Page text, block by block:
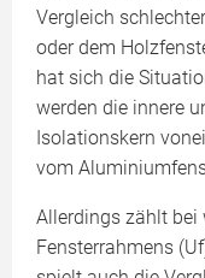
Vergleich
oder dem
hat sich die
werden die innere
Isolationskern
vom
Allerdings zählt bei
Fensterrahmens